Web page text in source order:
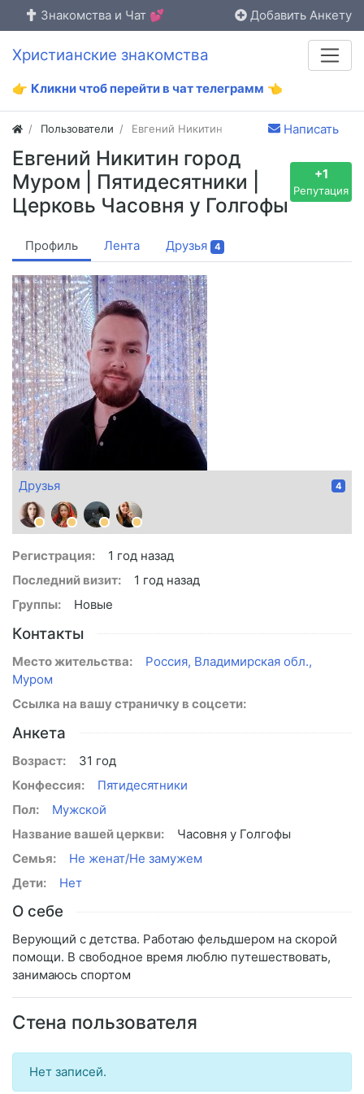
Знакомства и Чат 💕 Добавить Анкету
Христианские знакомства
👉 Кликни чтоб перейти в чат телеграмм 👈
Пользователи Евгений Никитин Написать
Евгений Никитин город
Муром | Пятидесятники |
Церковь Часовня у Голгофы
+1
Репутация
Профиль Лента Друзья 4
Друзья 4
Регистрация:
1 год назад
Последний визит:
1 год назад
Группы:
Новые
Контакты
Место жительства:
Россия, Владимирская обл.,
Муром
Ссылка на вашу страничку в соцсети:
Анкета
Возраст:
31 год
Конфессия:
Пятидесятники
Пол:
Мужской
Название вашей церкви:
Часовня у Голгофы
Семья:
Не женат/Не замужем
Дети:
Нет
О себе
Верующий с детства. Работаю фельдшером на скорой
помощи. В свободное время люблю путешествовать,
занимаюсь спортом
Стена пользователя
Нет записей.